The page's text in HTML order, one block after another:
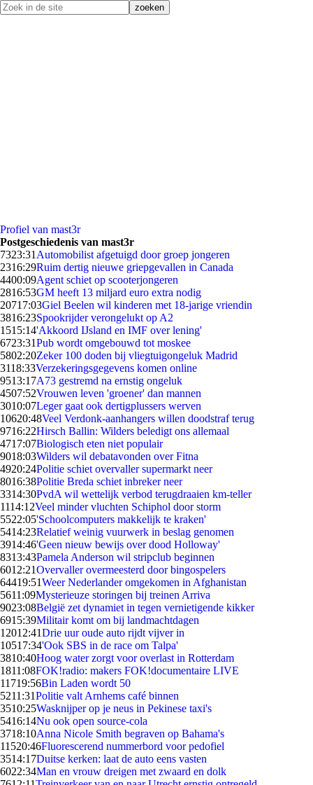
Profiel van mast3r
Postgeschiedenis van mast3r
7323:31 Automobilist afgetuigd door groep jongeren
2316:29Ruim dertig nieuwe griepgevallen in Canada
4400:09Agent schiet op scooterjongeren
2816:53GM heeft 13 miljard euro extra nodig
20717:03Giel Beelen wil kinderen met 18-jarige vriendin
3816:23Spookrijder verongelukt op A2
1515:14'Akkoord IJsland en IMF over lening'
6723:31Pub wordt omgebouwd tot moskee
5802:20Zeker 100 doden bij vliegtuigongeluk Madrid
3118:33Verzekeringsgegevens komen online
9513:17A73 gestremd na ernstig ongeluk
4507:52Vrouwen leven 'groener' dan mannen
3010:07Leger gaat ook dertigplussers werven
10620:48Veel Verdonk-aanhangers willen doodstraf terug
9716:22Hirsch Ballin: Wilders beledigt ons allemaal
4717:07Biologisch eten niet populair
9018:03Wilders wil debatavonden over Fitna
4920:24Politie schiet overvaller supermarkt neer
8016:38Politie Breda schiet inbreker neer
3314:30PvdA wil wettelijk verbod terugdraaien km-teller
1114:12Veel minder vluchten Schiphol door storm
5522:05'Schoolcomputers makkelijk te kraken'
5414:23Relatief weinig vuurwerk in beslag genomen
3914:46'Geen nieuw bewijs over dood Holloway'
8313:43Pamela Anderson wil stripclub beginnen
6012:21Overvaller overmeesterd door bingospelers
64419:51Weer Nederlander omgekomen in Afghanistan
5611:09Mysterieuze storingen bij treinen Arriva
9023:08België zet dynamiet in tegen vernietigende kikker
6915:39Militair komt om bij landmachtdagen
12012:41Drie uur oude auto rijdt vijver in
10517:34'Ook SBS in de race om Talpa'
3810:40Hoog water zorgt voor overlast in Rotterdam
1811:08FOK!radio: makers FOK!documentaire LIVE
11719:56Bin Laden wordt 50
5211:31Politie valt Arnhems café binnen
3510:25Wasknijper op je neus in Pekinese taxi's
5416:14Nu ook open source-cola
3718:10Anna Nicole Smith begraven op Bahama's
11520:46Fluorescerend nummerbord voor pedofiel
3514:17Duitse kerken: laat de auto eens vasten
6022:34Man en vrouw dreigen met zwaard en dolk